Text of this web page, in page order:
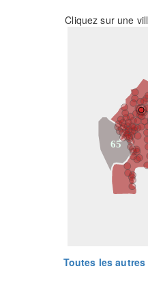
Cliquez sur une
65
Toutes les